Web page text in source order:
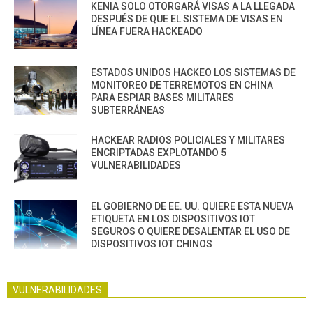
KENIA SOLO OTORGARÁ VISAS A LA LLEGADA
DESPUÉS DE QUE EL SISTEMA DE VISAS EN
LÍNEA FUERA HACKEADO
ESTADOS UNIDOS HACKEO LOS SISTEMAS DE
MONITOREO DE TERREMOTOS EN CHINA
PARA ESPIAR BASES MILITARES
SUBTERRÁNEAS
HACKEAR RADIOS POLICIALES Y MILITARES
ENCRIPTADAS EXPLOTANDO 5
VULNERABILIDADES
EL GOBIERNO DE EE. UU. QUIERE ESTA NUEVA
ETIQUETA EN LOS DISPOSITIVOS IOT
SEGUROS O QUIERE DESALENTAR EL USO DE
DISPOSITIVOS IOT CHINOS
VULNERABILIDADES